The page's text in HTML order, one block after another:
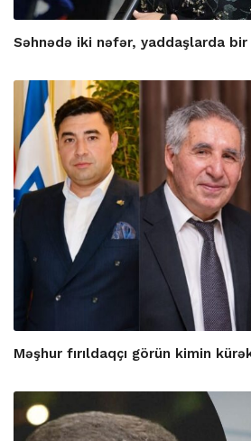
Səhnədə iki nəfər, yaddaşlarda bir
Məşhur fırıldaqçı görün kimin